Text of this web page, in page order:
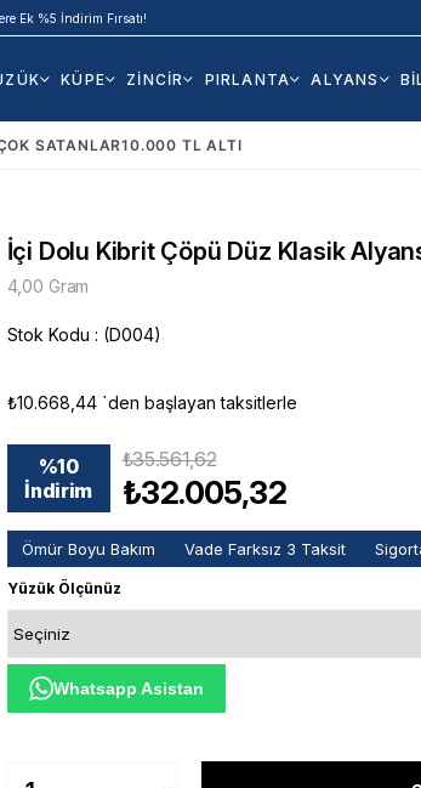
Ek %5 İndirim Fırsatı!
KÜPE ZİNCİR PIRLANTA ALYANS
SATANLAR10.000 TL ALTI
İçi Dolu Kibrit Çöpü Düz Klasik
4,00 Gram
Stok Kodu (D004)
₺10.668,44 `den başlayan taksitlerle
%10
İndirim
₺35.561,62
₺32.005,32
Ömür Boyu Bakım Vade Farksız 3 Taksit
Yüzük Ölçünüz
Whatsapp Asistan